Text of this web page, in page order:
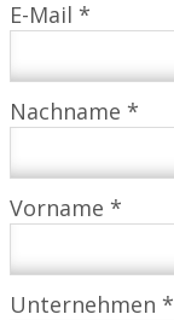
E-Mail *
Nachname *
Vorname *
Unternehmen *